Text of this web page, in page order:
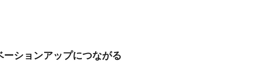
ションアップにつながる